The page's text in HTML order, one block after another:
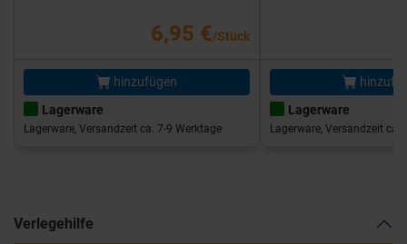
6,95 €/Stück
hinzufügen
Lagerware
Lagerware, Versandzeit ca. 7-9 Werktage
Lagerware
Lagerware, Versandzeit ca.
Verlegehilfe